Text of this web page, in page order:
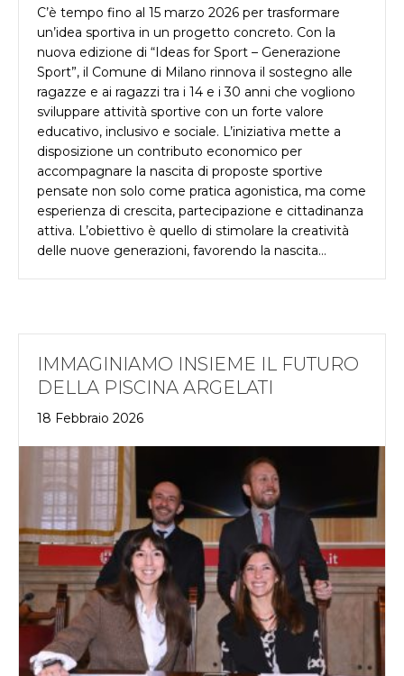
C’è tempo fino al 15 marzo 2026 per trasformare
un’idea sportiva in un progetto concreto. Con la
nuova edizione di “Ideas for Sport – Generazione
Sport”, il Comune di Milano rinnova il sostegno alle
ragazze e ai ragazzi tra i 14 e i 30 anni che vogliono
sviluppare attività sportive con un forte valore
educativo, inclusivo e sociale. L’iniziativa mette a
disposizione un contributo economico per
accompagnare la nascita di proposte sportive
pensate non solo come pratica agonistica, ma come
esperienza di crescita, partecipazione e cittadinanza
attiva. L’obiettivo è quello di stimolare la creatività
delle nuove generazioni, favorendo la nascita…
IMMAGINIAMO INSIEME IL FUTURO
DELLA PISCINA ARGELATI
18 Febbraio 2026